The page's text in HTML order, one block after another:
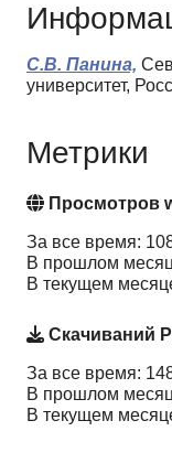
С.В. Панина,
университет,
Метрики
Просмотров
За все время:
В прошлом
В текущем
Скачиваний
За все время:
В прошлом
В текущем